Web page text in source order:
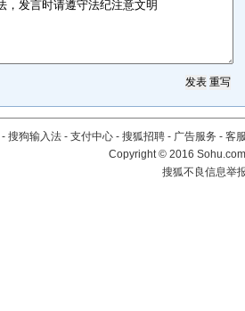
- 搜狗输入法 - 支付中心 - 搜狐招聘 - 广告服务 - 客
Copyright©2016
搜狐不良信息举